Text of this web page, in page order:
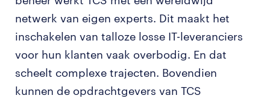
netwerk van eigen experts. Dit maakt het
inschakelen van talloze losse IT-leveranciers
voor hun klanten vaak overbodig. En dat
scheelt complexe trajecten. Bovendien
kunnen de opdrachtgevers van TCS